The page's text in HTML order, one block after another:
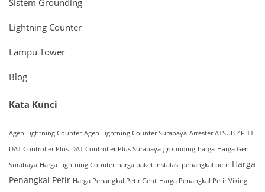
Sistem Grounding
Lightning Counter
Lampu Tower
Blog
Kata Kunci
Agen Lightning Counter Agen Lightning Counter Surabaya Arrester ATSUB-4P TT
DAT Controller Plus DAT Controller Plus Surabaya grounding harga Harga Gent
Surabaya Harga Lightning Counter harga paket instalasi penangkal petir Harga
Penangkal Petir Harga Penangkal Petir Gent Harga Penangkal Petir Viking